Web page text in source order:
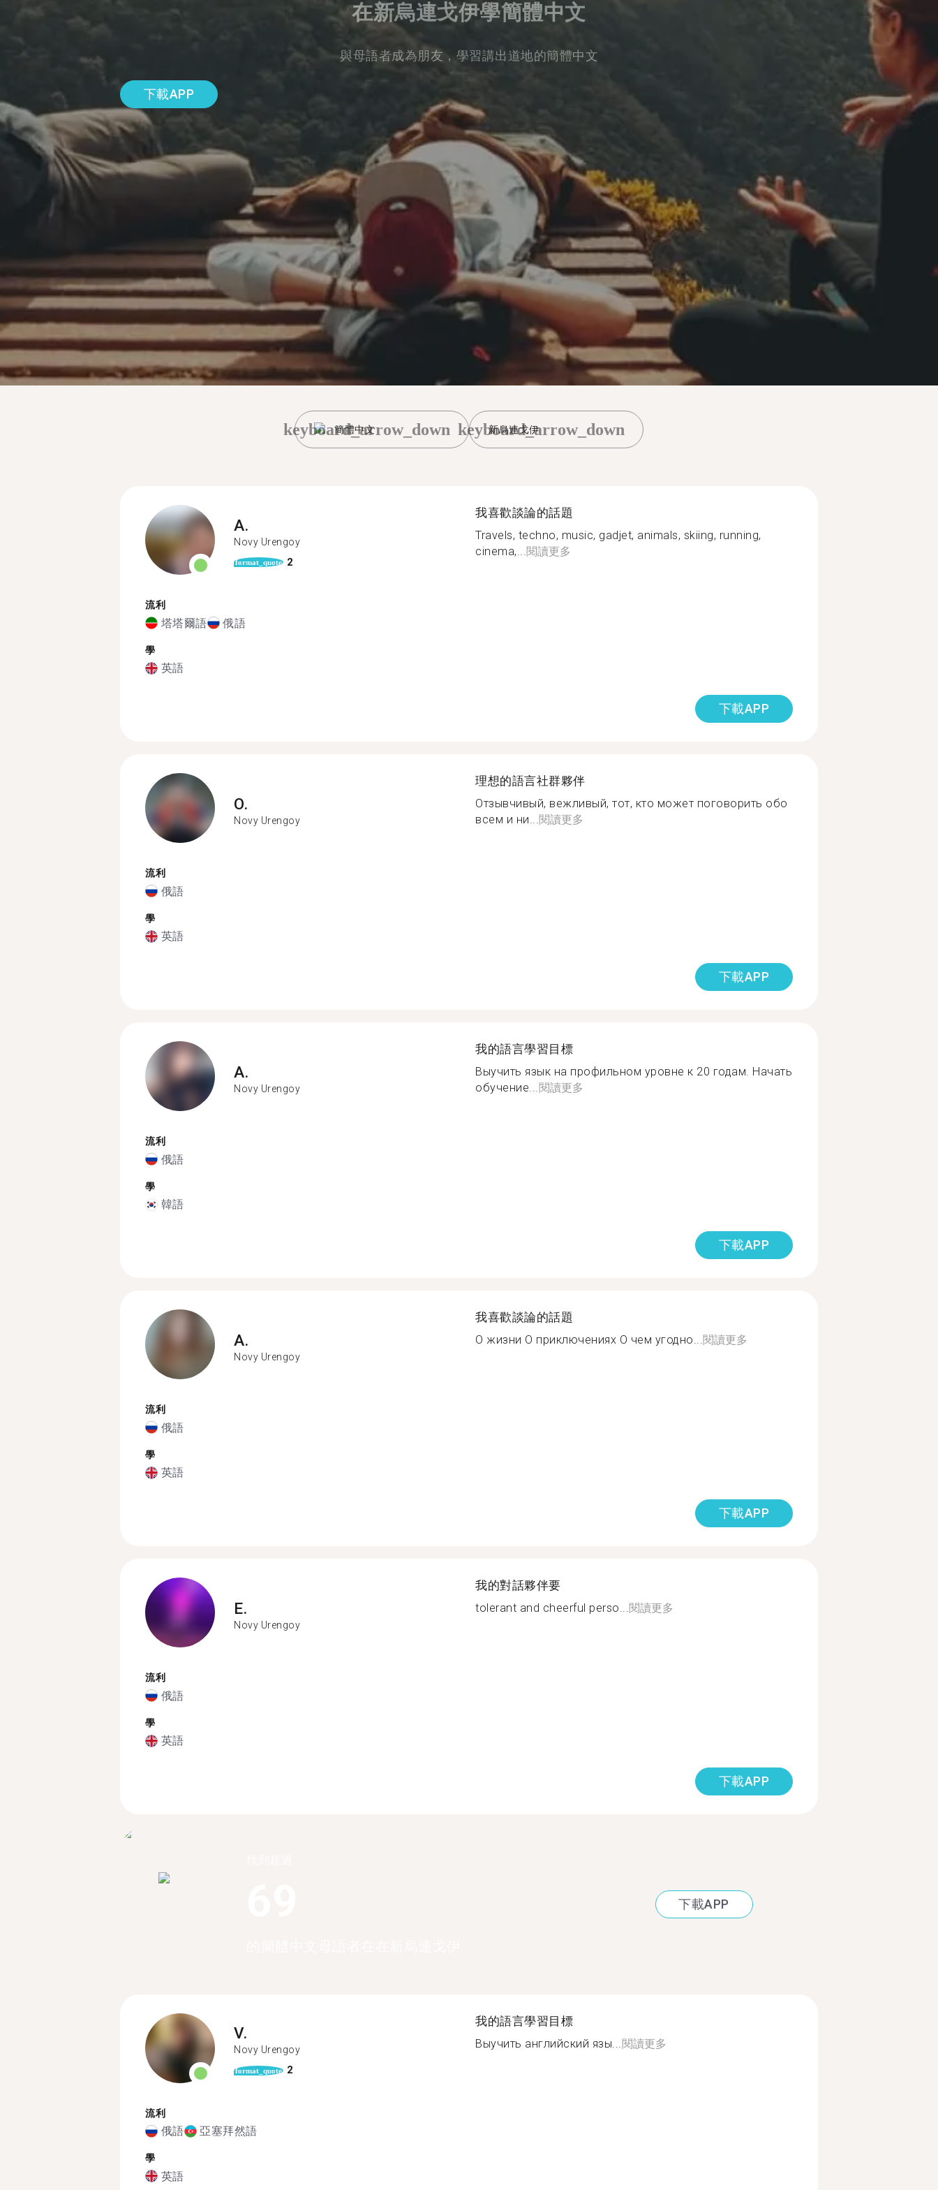
在新烏連戈伊學簡體中文
與母語者成為朋友，學習講出道地的簡體中文
下載APP
簡體中文
keyboard_arrow_down 新烏連戈伊
keyboard_arrow_down
A.
Novy Urengoy
format_quote 2
流利
塔塔爾語 俄語
學
英語
我喜歡談論的話題
Travels, techno, music, gadjet, animals, skiing, running,
сinema,...閱讀更多
下載APP
O.
Novy Urengoy
流利
俄語
學
英語
理想的語言社群夥伴
Отзывчивый, вежливый, тот, кто может поговорить обо
всем и ни...閱讀更多
下載APP
A.
Novy Urengoy
流利
俄語
學
韓語
我的語言學習目標
Выучить язык на профильном уровне к 20 годам. Начать
обучение...閱讀更多
下載APP
A.
Novy Urengoy
流利
俄語
學
英語
我喜歡談論的話題
О жизни О приключениях О чем угодно...閱讀更多
下載APP
E.
Novy Urengoy
流利
俄語
學
英語
我的對話夥伴要
tolerant and cheerful perso...閱讀更多
下載APP
下載APP
V.
Novy Urengoy
format_quote 2
流利
俄語 亞塞拜然語
學
英語
我的語言學習目標
Выучить английский язы... 閱讀更多